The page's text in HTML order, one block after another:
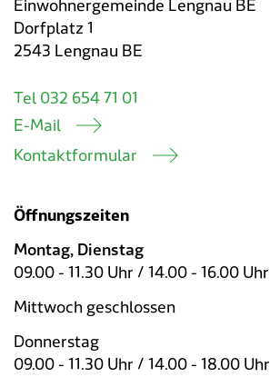
Einwohnergemeinde Lengnau BE
Dorfplatz 1
2543 Lengnau BE
Tel 032 654 71 01
E-Mail
Kontaktformular
Öffnungszeiten
Montag, Dienstag
09.00 - 11.30 Uhr / 14.00 - 16.00 Uhr
Mittwoch geschlossen
Donnerstag
09.00 - 11.30 Uhr / 14.00 - 18.00 Uhr